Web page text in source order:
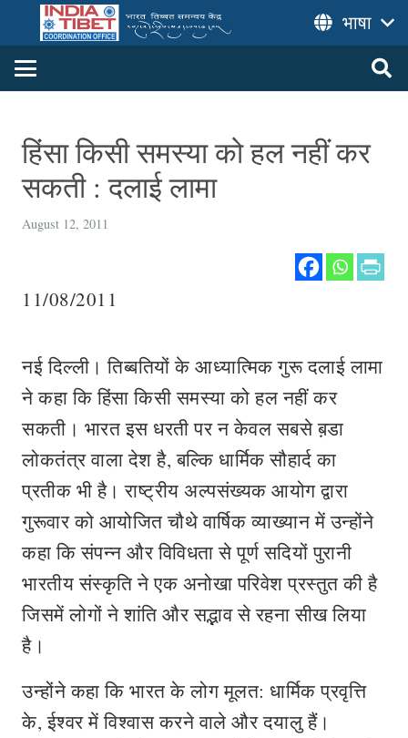
भाषा
हिंसा किसी समस्या को हल नहीं कर
सकती : दलाई लामा
August 12, 2011
11/08/2011
नई दिल्ली। तिब्बतियों के आध्यात्मिक गुरू दलाई लामा
ने कहा कि हिंसा किसी समस्या को हल नहीं कर
सकती। भारत इस धरती पर न केवल सबसे ब़डा
लोकतंत्र वाला देश है, बल्कि धार्मिक सौहार्द का
प्रतीक भी है। राष्ट्रीय अल्पसंख्यक आयोग द्वारा
गुरूवार को आयोजित चौथे वार्षिक व्याख्यान में उन्होंने
कहा कि संपन्न और विविधता से पूर्ण सदियों पुरानी
भारतीय संस्कृति ने एक अनोखा परिवेश प्रस्तुत की है
जिसमें लोगों ने शांति और सद्भाव से रहना सीख लिया
है।
उन्होंने कहा कि भारत के लोग मूलत: धार्मिक प्रवृत्ति
के, ईश्वर में विश्वास करने वाले और दयालु हैं।